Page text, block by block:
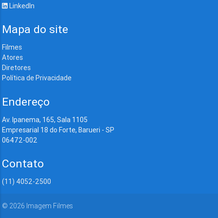
LinkedIn
Mapa do site
Filmes
Atores
Diretores
Política de Privacidade
Endereço
Av. Ipanema, 165, Sala 1105
Empresarial 18 do Forte, Barueri - SP
06472-002
Contato
(11) 4052-2500
© 2026 Imagem Filmes